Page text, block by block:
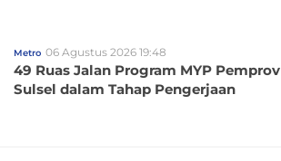
Metro 06 Agustus 2026 19:48
49 Ruas Jalan Program MYP Pemprov
Sulsel dalam Tahap Pengerjaan